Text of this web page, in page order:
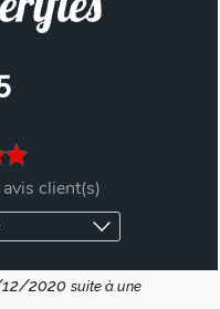
client(s)
2020 suite à une